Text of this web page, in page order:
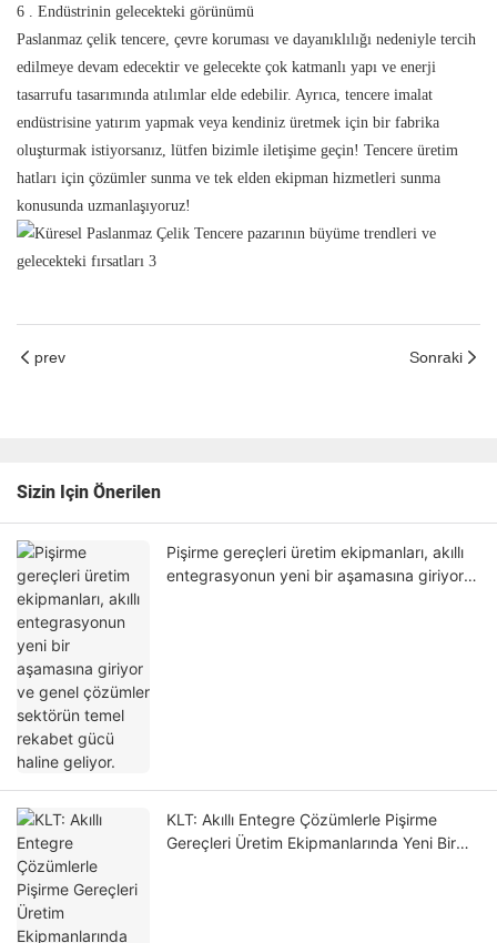
6 . Endüstrinin gelecekteki görünümü
Paslanmaz çelik tencere, çevre koruması ve dayanıklılığı nedeniyle tercih
edilmeye devam edecektir ve gelecekte çok katmanlı yapı ve enerji
tasarrufu tasarımında atılımlar elde edebilir. Ayrıca, tencere imalat
endüstrisine yatırım yapmak veya kendiniz üretmek için bir fabrika
oluşturmak istiyorsanız, lütfen bizimle iletişime geçin! Tencere üretim
hatları için çözümler sunma ve tek elden ekipman hizmetleri sunma
konusunda uzmanlaşıyoruz!
prev Sonraki
Sizin Için Önerilen
Pişirme gereçleri üretim ekipmanları, akıllı
entegrasyonun yeni bir aşamasına giriyor
KLT: Akıllı Entegre Çözümlerle Pişirme
Gereçleri Üretim Ekipmanlarında Yeni Bir